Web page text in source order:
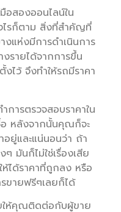
สองออนไลน์ใน
ไรก็ตาม สิ่งที่สำคัญที่
งแห่งมีการดำเนินการ
รายได้จากการขึ้น
งไว้ จึงทำให้รถมีราคา
การตรวจสอบราคาใน
หลังจากนั้นคุณก็จะ
ยู่และแน่นอนว่า ถ้า
มันก็ไม่ใช่เรื่องเสีย
ห้ได้ราคาที่ถูกลง หรือ
ขายฟรีๆเลยก็ได้
ให้คุณติดต่อกับผู้ขาย